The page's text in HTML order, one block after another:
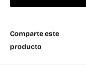
Comparte este
producto